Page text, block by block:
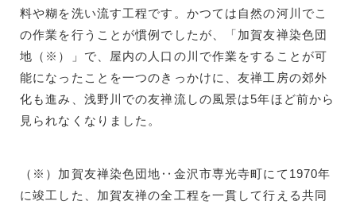
料や糊を洗い流す工程です。かつては自然の河川でこ
の作業を行うことが慣例でしたが、「加賀友禅染色団
地（※）」で、屋内の人口の川で作業をすることが可
能になったことを一つのきっかけに、友禅工房の郊外
化も進み、浅野川での友禅流しの風景は5年ほど前から
見られなくなりました。
（※）加賀友禅染色団地‥金沢市専光寺町にて1970年
に竣工した、加賀友禅の全工程を一貫して行える共同